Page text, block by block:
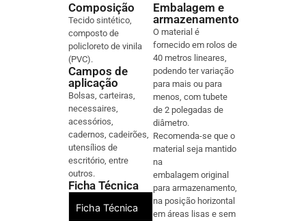
Composição
Tecido sintético,
composto de
policloreto de vinila
(PVC).
Campos de
aplicação
Bolsas, carteiras,
necessaires,
acessórios,
cadernos, cadeirões,
utensílios de
escritório, entre
outros.
Ficha Técnica
Ficha Técnica
Embalagem e
armazenamento
O material é
fornecido em rolos de
40 metros lineares,
podendo ter variação
para mais ou para
menos, com tubete
de 2 polegadas de
diâmetro.
Recomenda-se que o
material seja mantido
na
embalagem original
para armazenamento,
na posição horizontal
em áreas lisas e sem